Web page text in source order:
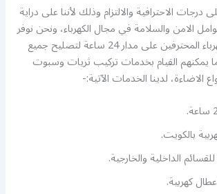
درجات الاحترافية والالتزام وذلك لأننا على دراية
الامن والسلامة في مجال الكهرباء، ونحن نوفر
فريق من فنيين الكهرباء المحترفين على مدار 24 ساعة لتصليح جميع
يمكنهم القيام بخدمات تركيب ثريات وسبوت
الاضاءة، لدينا الخدمات الآتية:-
بالكويت.
الداخلية والخارجية.
كهربية.